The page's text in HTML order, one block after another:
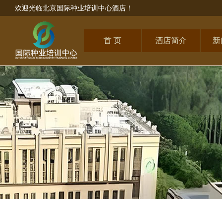
欢迎光临北京国际种业培训中心酒店！
首 页 酒店简介